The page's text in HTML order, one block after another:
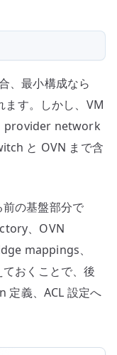
、最小構成なら
す。しかし、VM
provider network
と OVN まで含
の基盤部分で
、OVN
mappings、
おくことで、後
義、ACL 設定へ